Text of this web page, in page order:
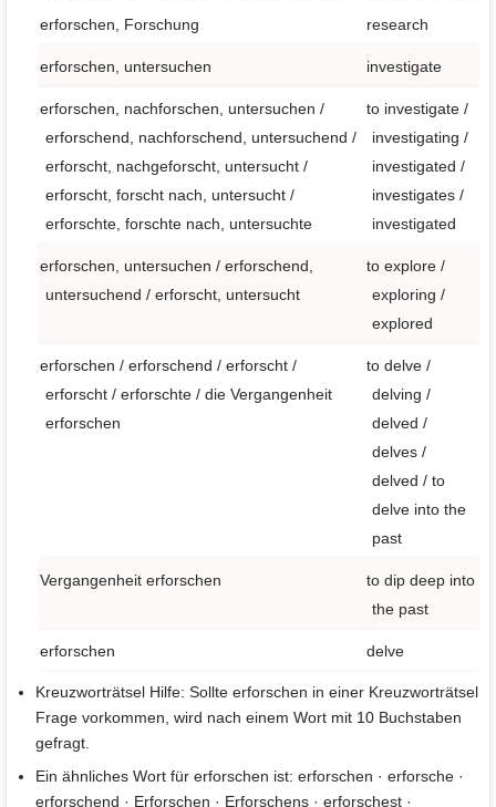
erforschen, Forschung
research
erforschen, untersuchen investigate
erforschen, nachforschen, untersuchen /
erforschend, nachforschend, untersuchend /
erforscht, nachgeforscht, untersucht /
erforscht, forscht nach, untersucht /
erforschte, forschte nach, untersuchte
to investigate /
investigating /
investigated /
investigates /
investigated
erforschen, untersuchen / erforschend,
untersuchend / erforscht, untersucht
to explore /
exploring /
explored
erforschen / erforschend / erforscht /
erforscht / erforschte / die Vergangenheit
erforschen
to delve /
delving /
delved /
delves /
delved / to
delve into the
past
Vergangenheit erforschen
to dip deep into
the past
erforschen delve
Kreuzworträtsel Hilfe: Sollte erforschen in einer Kreuzworträtsel
Frage vorkommen, wird nach einem Wort mit 10 Buchstaben
gefragt.
Ein ähnliches Wort für erforschen ist: erforschen · erforsche ·
erforschend · Erforschen · Erforschens · erforschest ·